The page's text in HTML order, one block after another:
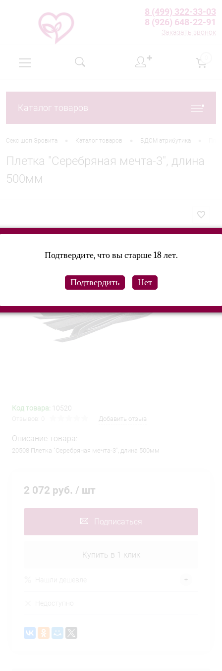
8 (499) 322-33-03
8 (926) 648-22-91
Заказать звонок
✚
Каталог товаров
Секс шоп Эровита Каталог товаров БДСМ атрибутика
Плетка "Серебряная мечта-3", длина
500мм
Код товара: 10520
Добавить отзыв
Описание товара:
20508 Плетка "Серебряная мечта-3", длина 500мм
2 072 руб. / шт
Подписаться
Купить в 1 клик
Подтвердите, что вы старше 18 лет.